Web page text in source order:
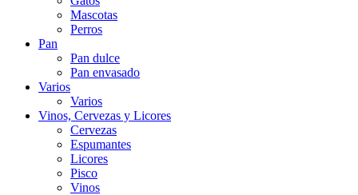
Mascotas
Perros
Pan
Pan dulce
Pan envasado
Varios
Varios
Vinos, Cervezas y Licores
Cervezas
Espumantes
Licores
Pisco
Vinos